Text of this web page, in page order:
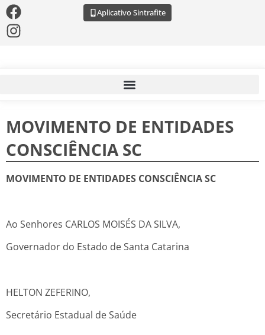
Aplicativo Sintrafite
MOVIMENTO DE ENTIDADES
CONSCIÊNCIA SC
MOVIMENTO DE ENTIDADES CONSCIÊNCIA SC
Ao Senhores CARLOS MOISÉS DA SILVA,
Governador do Estado de Santa Catarina
HELTON ZEFERINO,
Secretário Estadual de Saúde